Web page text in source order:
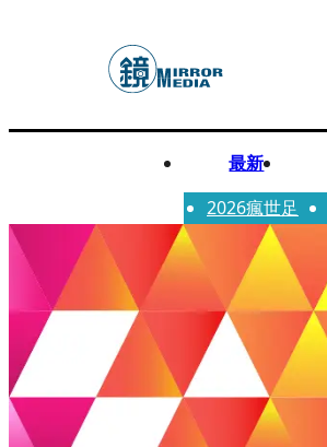
最新
2026瘋世足